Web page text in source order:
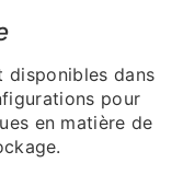
disponibles dans
pour
en matière de